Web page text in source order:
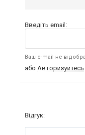
Введіть email:
Ваш e-mail не
або Авторизуйтесь
Відгук: